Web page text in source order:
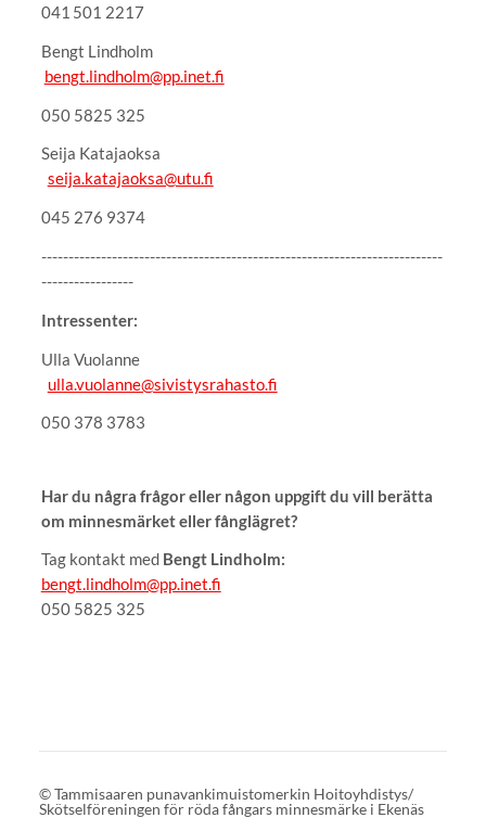
041 501 2217
Bengt Lindholm
bengt.lindholm@pp.inet.fi
050 5825 325
Seija Katajaoksa
seija.katajaoksa@utu.fi
045 276 9374
--------------------------------------------------------------------------
-----------------
Intressenter:
Ulla Vuolanne
ulla.vuolanne@sivistysrahasto.fi
050 378 3783
Har du några frågor eller någon uppgift du vill berätta
om minnesmärket eller fånglägret?
Tag kontakt med Bengt Lindholm:
bengt.lindholm@pp.inet.fi
050 5825 325
©Tammisaaren punavankimuistomerkin Hoitoyhdistys/
Skötselföreningen för röda fångars minnesmärke i Ekenäs